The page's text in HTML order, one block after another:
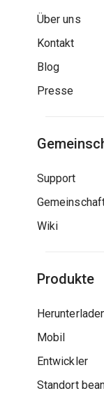
Über uns
Kontakt
Blog
Presse
Support
Wiki
Produkte
Mobil
Entwickler
Standort